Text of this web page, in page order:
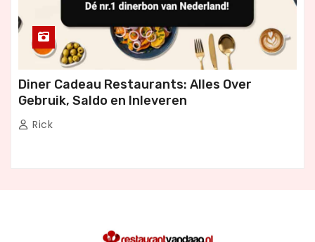
Diner Cadeau Restaurants: Alles Over
Gebruik, Saldo en Inleveren
Rick